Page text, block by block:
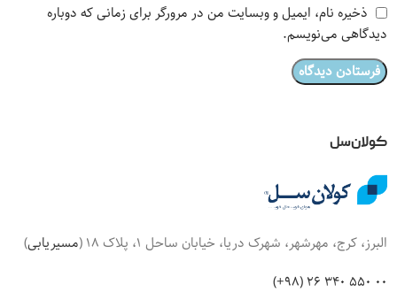
ذخیره نام، ایمیل و وبسایت من در مرورگر برای زمانی که دوباره
دیدگاهی می‌نویسم.
کولان‌سل
البرز، کرج، مهرشهر، شهرک دریا، خیابان ساحل 1، پلاک 18 ( مسیریابی)
00 550 340 26 (98+)